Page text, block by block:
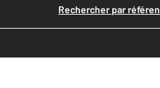
Rechercher par